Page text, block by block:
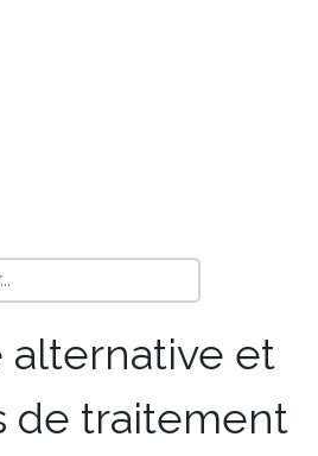
alternative et
de traitement